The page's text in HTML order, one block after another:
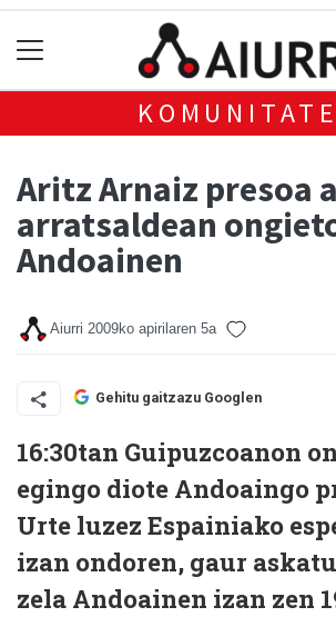
Aritz Arnaiz presoa
arratsaldean
Andoainen
Aiurri 2009ko apirilaren 5a
Gehitu gaitzazu Googlen
16:30tan Guipuzcoanon
egingo diote Andoaingo
Urte luzez Espainiako
izan ondoren, gaur
zela Andoainen izan zen